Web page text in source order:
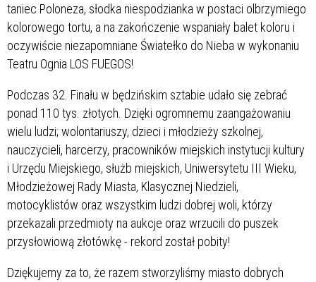
taniec Poloneza, słodka niespodzianka w postaci olbrzymiego
kolorowego tortu, a na zakończenie wspaniały balet koloru i
oczywiście niezapomniane Światełko do Nieba w wykonaniu
Teatru Ognia LOS FUEGOS!
Podczas 32. Finału w będzińskim sztabie udało się zebrać
ponad 110 tys. złotych. Dzięki ogromnemu zaangażowaniu
wielu ludzi; wolontariuszy, dzieci i młodzieży szkolnej,
nauczycieli, harcerzy, pracowników miejskich instytucji kultury
i Urzędu Miejskiego, służb miejskich, Uniwersytetu III Wieku,
Młodzieżowej Rady Miasta, Klasycznej Niedzieli,
motocyklistów oraz wszystkim ludzi dobrej woli, którzy
przekazali przedmioty na aukcje oraz wrzucili do puszek
przysłowiową złotówkę - rekord został pobity!
Dziękujemy za to, że razem stworzyliśmy miasto dobrych